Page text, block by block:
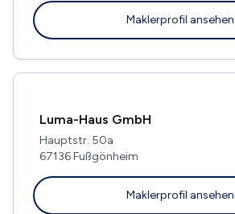
Maklerprofil ansehen
Luma-Haus GmbH
Hauptstr. 50a
67136 Fußgönheim
Maklerprofil ansehen